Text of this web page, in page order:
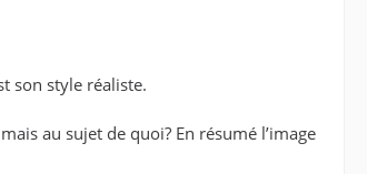
son style réaliste.
au sujet de quoi? En résumé l’image